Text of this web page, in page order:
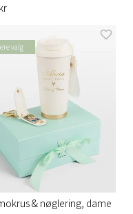
valg
& nøglering, dame